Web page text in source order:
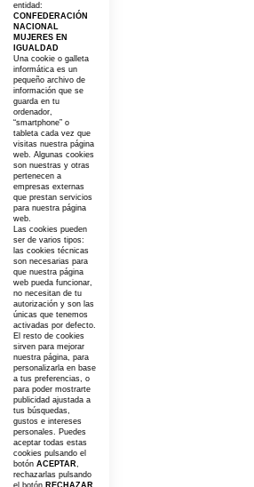
entidad:
CONFEDERACIÓN
NACIONAL
MUJERES EN
IGUALDAD
Una cookie o galleta
informática es un
pequeño archivo de
información que se
guarda en tu
ordenador,
“smartphone” o
tableta cada vez que
visitas nuestra página
web. Algunas cookies
son nuestras y otras
pertenecen a
empresas externas
que prestan servicios
para nuestra página
web.
Las cookies pueden
ser de varios tipos:
las cookies técnicas
son necesarias para
que nuestra página
web pueda funcionar,
no necesitan de tu
autorización y son las
únicas que tenemos
activadas por defecto.
El resto de cookies
sirven para mejorar
nuestra página, para
personalizarla en base
a tus preferencias, o
para poder mostrarte
publicidad ajustada a
tus búsquedas,
gustos e intereses
personales. Puedes
aceptar todas estas
cookies pulsando el
botón ACEPTAR,
rechazarlas pulsando
el botón RECHAZAR